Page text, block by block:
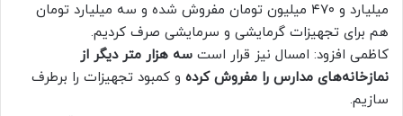
میلیارد و ۴۷۰ میلیون تومان مفروش شده و سه میلیارد تومان
هم برای تجهیزات گرمایشی و سرمایشی صرف کردیم.
کاظمی افزود: امسال نیز قرار است سه هزار متر دیگر از
نمازخانه‌های مدارس را مفروش کرده و کمبود تجهیزات را برطرف
سازیم.